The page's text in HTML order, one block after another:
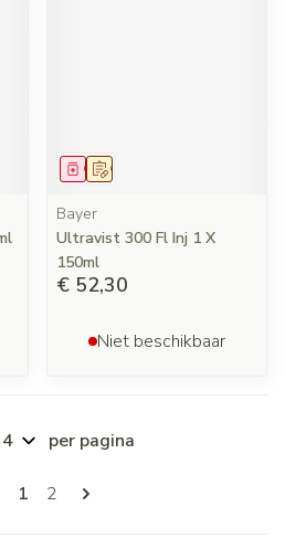
Op voorschrift
Geneesmiddel
Bayer
Ultravist 300 Fl Inj 1 X
150ml
€ 52,30
Niet beschikbaar
Pagina's
U lees momenteel pagina
1 Pagina
2
per pagina